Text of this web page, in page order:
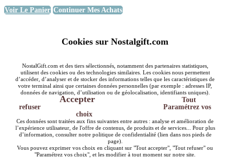
Voir Le Panier Continuer Mes Achats
Cookies sur Nostalgift.com
NostalGift.com et des tiers sélectionnés, notamment des partenaires statistiques,
utilisent des cookies ou des technologies similaires. Les cookies nous permettent
d’accéder, d’analyser et de stocker des informations telles que les caractéristiques de
votre terminal ainsi que certaines données personnelles (par exemple : adresses IP,
données de navigation, d’utilisation ou de géolocalisation, identifiants uniques).
Accepter
Tout
refuser
Paramétrez vos
choix
Ces données sont traitées aux fins suivantes entre autres : analyse et amélioration de
l’expérience utilisateur, de l'offre de contenus, de produits et de services... Pour plus
d’information, consulter notre politique de confidentialité (lien dans nos pieds de
page).
Vous pouvez exprimer vos choix en cliquant sur "Tout accepter", "Tout refuser" ou
"Paramétrez vos choix", et les modifier à tout moment sur notre site.